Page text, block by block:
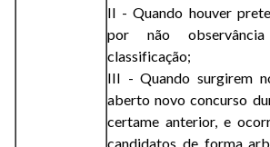
II - Quando houver
por não
classificação;
III - Quando surgirem
aberto novo concurso
certame anterior, e
candidatos de forma